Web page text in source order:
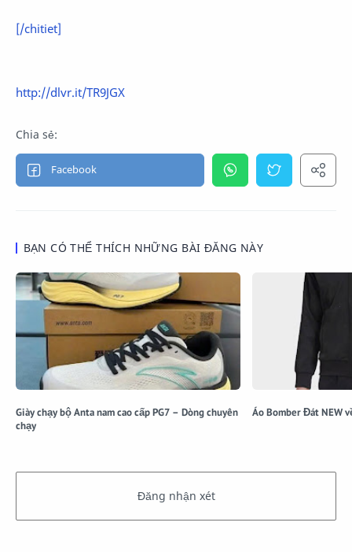
[/chitiet]
http://dlvr.it/TR9JGX
BẠN CÓ THỂ THÍCH NHỮNG BÀI ĐĂNG NÀY
Giày chạy bộ Anta nam cao cấp PG7 – Dòng chuyên
chạy
Áo Bomber Đát NEW